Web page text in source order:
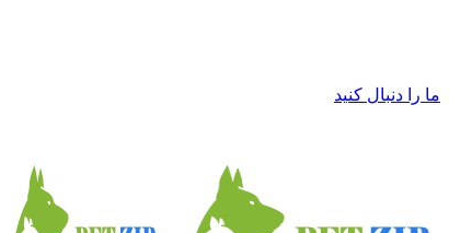
ما را دنبال کنید